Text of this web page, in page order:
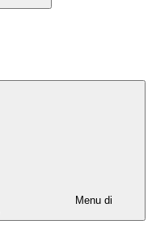
Menu di